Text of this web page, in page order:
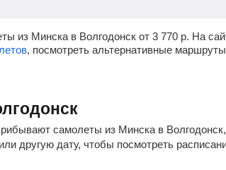
из Минска в Волгодонск от 3 770 р. На
, посмотреть альтернативные
самолеты из Минска в
другую дату, чтобы посмотреть